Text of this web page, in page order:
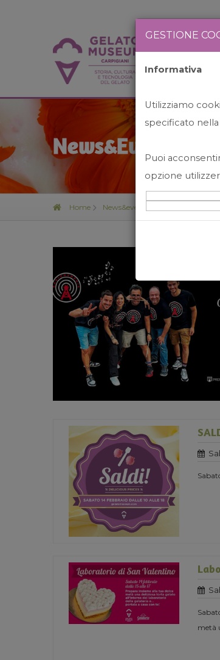
News&Events
Home News&events
metà
GESTIONE
Informativa
Utilizziamo
specificato nella
Puoi
opzione